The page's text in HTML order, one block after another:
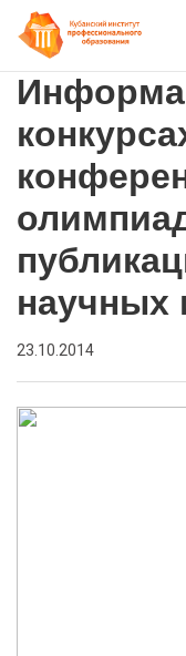
научных
23.10.2014